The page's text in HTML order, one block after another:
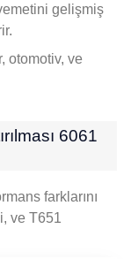
gelişmiş
otomotiv, ve
6061
farklarını
ve T651